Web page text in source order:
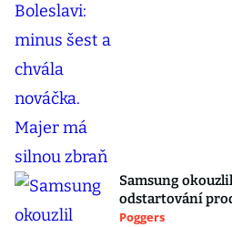
Samsung
odstartování
Poggers